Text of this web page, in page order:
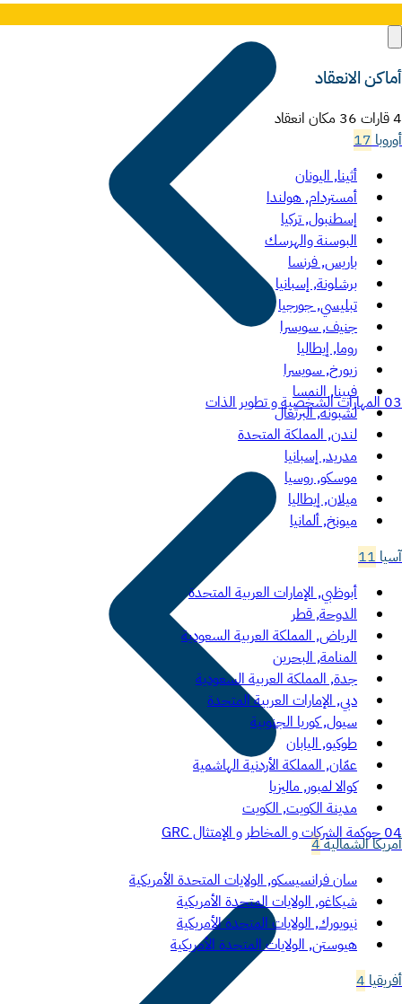
أماكن الانعقاد
4 قارات 36 مكان انعقاد
أوروبا 17
أثينا, اليونان
أمستردام, هولندا
إسطنبول, تركيا
البوسنة والهرسك
باريس, فرنسا
برشلونة, إسبانيا
تبليسي, جورجيا
جنيف, سويسرا
روما, إيطاليا
زيورخ, سويسرا
فيينا, النمسا
لشبونة, البرتغال
لندن, المملكة المتحدة
مدريد, إسبانيا
موسكو, روسيا
ميلان, إيطاليا
ميونخ, ألمانيا
آسيا 11
أبوظبي, الإمارات العربية المتحدة
الدوحة, قطر
الرياض, المملكة العربية السعودية
المنامة, البحرين
جدة, المملكة العربية السعودية
دبي, الإمارات العربية المتحدة
سيول, كوريا الجنوبية
طوكيو, اليابان
عمّان, المملكة الأردنية الهاشمية
كوالا لمبور, ماليزيا
مدينة الكويت, الكويت
أمريكا الشمالية4
سان فرانسيسكو, الولايات المتحدة الأمريكية
شيكاغو, الولايات المتحدة الأمريكية
نيويورك, الولايات المتحدة الأمريكية
هيوستن, الولايات المتحدة الأمريكية
أفريقيا 4
03المهارات الشخصية و تطوير الذات
04حوكمة الشركات و المخاطر و الإمتثال GRC